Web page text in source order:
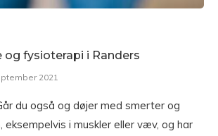
og fysioterapi i Randers
2021
du også og døjer med smerter og
eksempelvis i muskler eller væv, og har